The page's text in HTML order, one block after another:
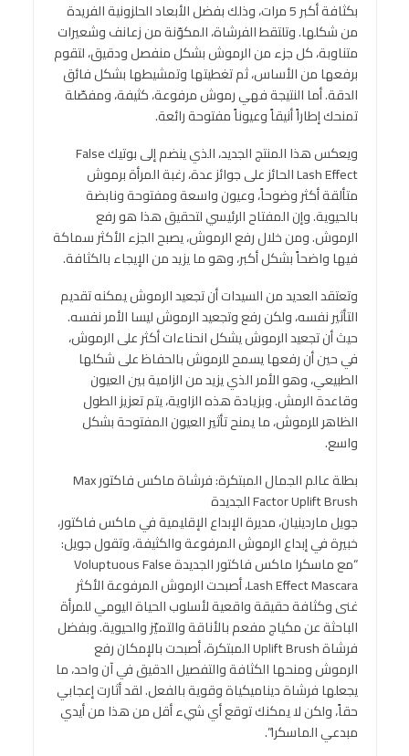
بكثافة أكبر 5 مرات، وذلك بفضل الأبعاد الحلزونية الفريدة
من شكلها. وتلتقط الفرشاة، المكوّنة من زعانف وشعيرات
متناوبة، كل جزء من الرموش بشكل منفصل ودقيق، لتقوم
برفعها من الأساس، ثم تغطيتها وتمشيطها بشكل فائق
الدقة. أما النتيجة فهي رموش مرفوعة، كثيفة، ومفصّلة
تمنحك إطاراً أنيقاً وعيوناً مفتوحة رائعة.
ويعكس هذا المنتج الجديد، الذي ينضم إلى بوتيك False
Lash Effect الحائز على جوائز عدة، رغبة المرأة برموش
متألقة أكثر وضوحاً، وعيون واسعة ومفتوحة ونابضة
بالحيوية. وإن المفتاح الرئيسي لتحقيق هذا هو رفع
الرموش. ومن خلال رفع الرموش، يصبح الجزء الأكثر سماكة
فيها واضحاً بشكل أكبر، وهو ما يزيد من الإيجاء بالكثافة.
وتعتقد العديد من السيدات أن تجعيد الرموش يمكنه تقديم
التأثير نفسه، ولكن رفع وتجعيد الرموش ليسا الأمر نفسه.
حيث أن تجعيد الرموش يشكل انحناءات أكثر على الرموش،
في حين أن رفعها يسمح للرموش بالحفاظ على شكلها
الطبيعي، وهو الأمر الذي يزيد من الزامية بين العيون
وقاعدة الرمش. وبزيادة هذه الزاوية، يتم تعزيز الطول
الظاهر للرموش، ما يمنح تأثير العيون المفتوحة بشكل
واسع.
بطلة عالم الجمال المبتكرة: فرشاة ماكس فاكتور Max
Factor Uplift Brush الجديدة
جويل ماردينيان، مديرة الإبداع الإقليمية في ماكس فاكتور،
خبيرة في إبداع الرموش المرفوعة والكثيفة، وتقول جويل:
“مع ماسكرا ماكس فاكتور الجديدة Voluptuous False
Lash Effect Mascara، أصبحت الرموش المرفوعة الأكثر
غنى وكثافة حقيقة واقعية لأسلوب الحياة اليومي للمرأة
الباحثة عن مكياج مفعم بالأناقة والتميّز والحيوية. وبفضل
فرشاة Uplift Brush المبتكرة، أصبحت بالإمكان رفع
الرموش ومنحها الكثافة والتفصيل الدقيق في آن واحد، ما
يجعلها فرشاة ديناميكياة وقوية بالفعل. لقد أثارت إعجابي
حقاً، ولكن لا يمكنك توقع أي شيء أقل من هذا من أيدي
مبدعي الماسكرا”.